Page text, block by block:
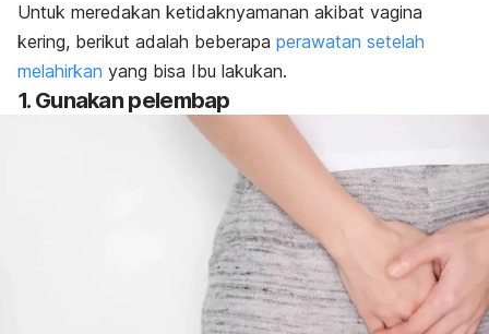
Untuk meredakan ketidaknyamanan akibat vagina
kering, berikut adalah beberapa perawatan setelah
melahirkan yang bisa Ibu lakukan.
1. Gunakan pelembap